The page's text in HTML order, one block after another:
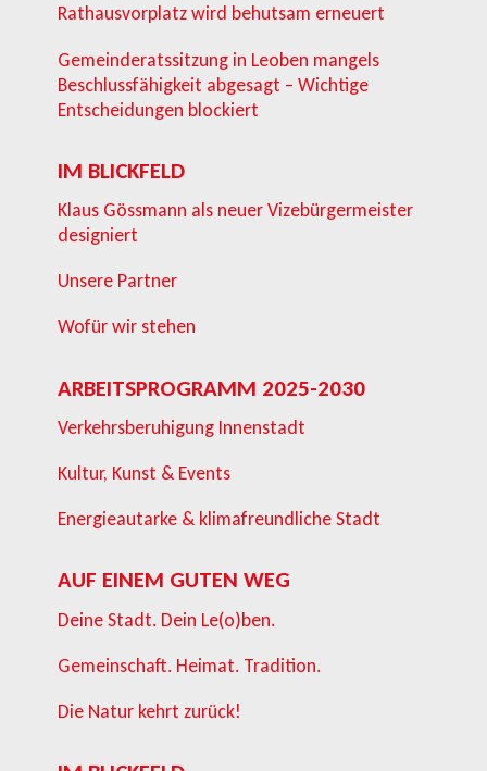
Rathausvorplatz wird behutsam erneuert
Gemeinderatssitzung in Leoben mangels
Beschlussfähigkeit abgesagt – Wichtige
Entscheidungen blockiert
IM BLICKFELD
Klaus Gössmann als neuer Vizebürgermeister
designiert
Unsere Partner
Wofür wir stehen
ARBEITSPROGRAMM 2025-2030
Verkehrsberuhigung Innenstadt
Kultur, Kunst & Events
Energieautarke & klimafreundliche Stadt
AUF EINEM GUTEN WEG
Deine Stadt. Dein Le(o)ben.
Gemeinschaft. Heimat. Tradition.
Die Natur kehrt zurück!